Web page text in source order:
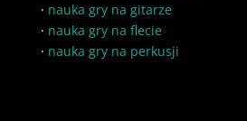
· nauka gry na gitarze
· nauka gry na flecie
· nauka gry na perkusji